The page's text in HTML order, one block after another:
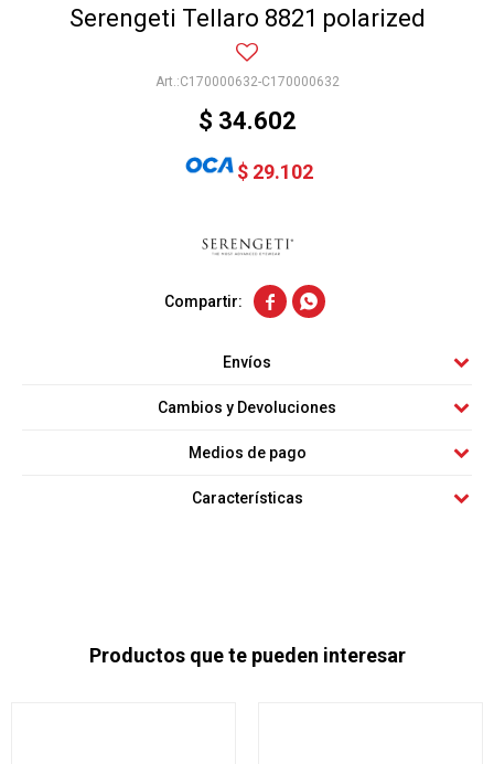
Serengeti Tellaro 8821 polarized
C170000632-C170000632
$ 34.602
$ 29.102
 
Envíos
Cambios y Devoluciones
Medios de pago
Características
Productos que te pueden interesar